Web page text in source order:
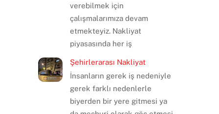
verebilmek için
çalışmalarımıza devam
etmekteyiz. Nakliyat
piyasasında her iş
Şehirlerarası Nakliyat
İnsanların gerek iş nedeniyle
gerek farklı nedenlerle
biyerden bir yere gitmesi ya